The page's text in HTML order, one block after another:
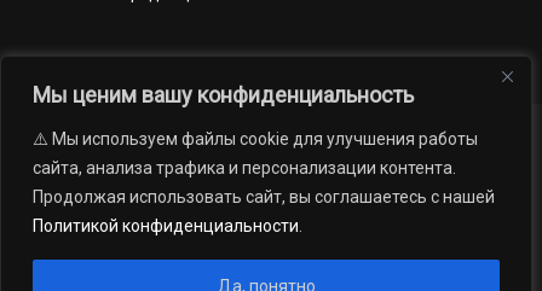
Мы ценим вашу конфиденциальность
⚠️ Мы используем файлы cookie для улучшения работы
сайта, анализа трафика и персонализации контента.
Продолжая использовать сайт, вы соглашаетесь с нашей
Политикой конфиденциальности
Да, понятно
Новости Наши проекты
Официально
АРХИВ
16+
газеты «Миасский рабочий»; Областное государственное учреждение
«Издательский дом «Губерния». Все права защищены.